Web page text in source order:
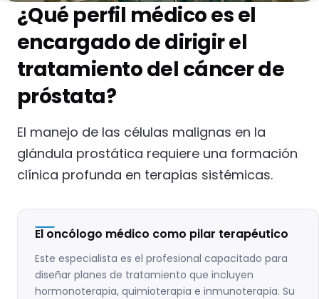
¿Qué perfil médico es el
encargado de dirigir el
tratamiento del cáncer de
próstata?
El manejo de las células malignas en la
glándula prostática requiere una formación
clínica profunda en terapias sistémicas.
El oncólogo médico como pilar terapéutico
Este especialista es el profesional capacitado para
diseñar planes de tratamiento que incluyen
hormonoterapia, quimioterapia e inmunoterapia. Su